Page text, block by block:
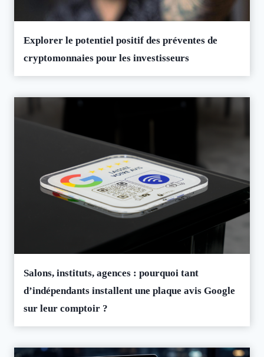
Explorer le potentiel positif des préventes de
cryptomonnaies pour les investisseurs
Salons, instituts, agences : pourquoi tant
d’indépendants installent une plaque avis Google
sur leur comptoir ?